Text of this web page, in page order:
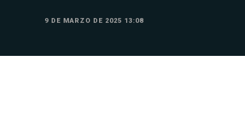
9 DE MARZO DE 2025 13:08